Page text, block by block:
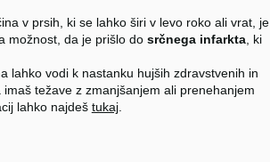
v prsih, ki se lahko širi v levo roko ali vrat, je
možnost, da je prišlo do srčnega infarkta, ki
lahko vodi k nastanku hujših zdravstvenih in
težave z zmanjšanjem ali prenehanjem
lahko najdeš tukaj.